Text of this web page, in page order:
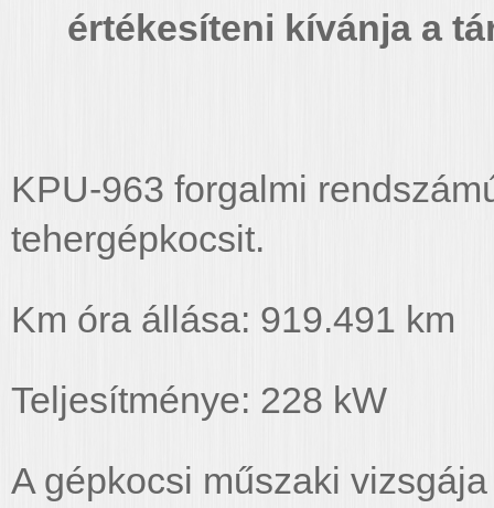
értékesíteni kívánja a
KPU-963 forgalmi
tehergépkocsit.
Km óra állása: 919.491 km
Teljesítménye: 228 kW
A gépkocsi műszaki